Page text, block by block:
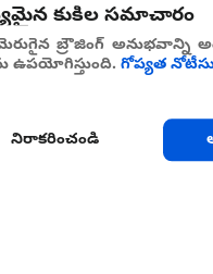
కుకీల సమాచారం
బ్రౌజింగ్ అనుభవాన్ని
ఉపయోగిస్తుంది. గోప్యత
నిరాకరించండి